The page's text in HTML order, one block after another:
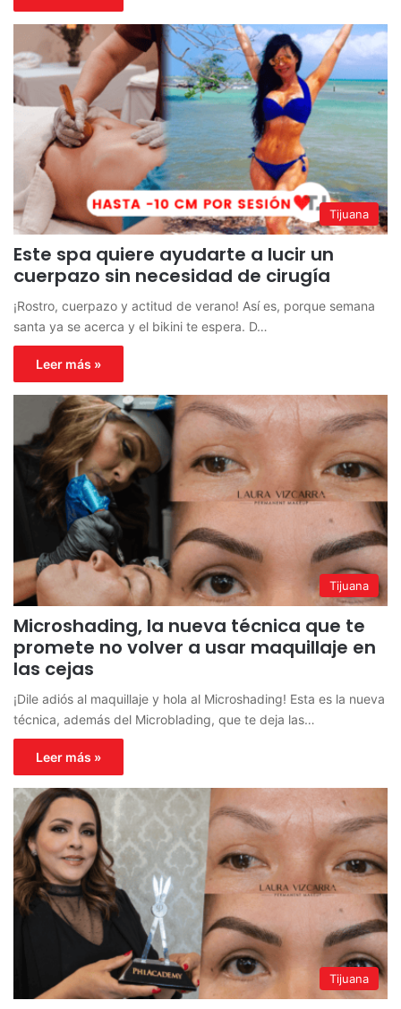
Tijuana
Este spa quiere ayudarte a lucir un
cuerpazo sin necesidad de cirugía
¡Rostro, cuerpazo y actitud de verano! Así es, porque semana
santa ya se acerca y el bikini te espera. D…
Leer más »
Tijuana
Microshading, la nueva técnica que te
promete no volver a usar maquillaje en
las cejas
¡Dile adiós al maquillaje y hola al Microshading! Esta es la nueva
técnica, además del Microblading, que te deja las…
Leer más »
Tijuana